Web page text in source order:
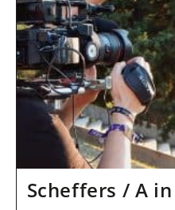
Scheffers / A